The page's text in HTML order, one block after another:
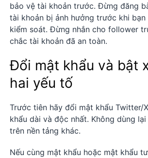
bảo vệ tài khoản trước. Đừng đăng
tài khoản bị ảnh hưởng trước khi bạn
kiểm soát. Đừng nhắn cho follower
chắc tài khoản đã an toàn.
Đổi mật khẩu và bật
hai yếu tố
Trước tiên hãy đổi mật khẩu Twitter/
khẩu dài và độc nhất. Không dùng
trên nền tảng khác.
Nếu cùng mật khẩu hoặc mật khẩu